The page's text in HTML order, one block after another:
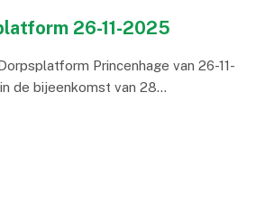
26-11-2025
Princenhage van 26-11-
de bijeenkomst van 28…